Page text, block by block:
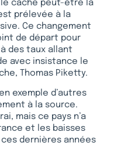
cache peut-être la
prélevée à la
Ce changement
de départ pour
des taux allant
avec insistance le
Thomas Piketty.
exemple d’autres
à la source.
mais ce pays n’a
et les baisses
dernières années